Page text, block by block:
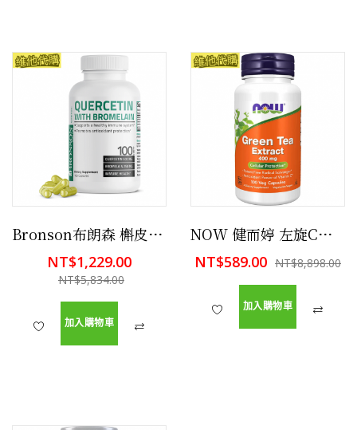
Bronson布朗森 槲皮素和鳳梨蛋白酶膠囊 100粒 保護關節,心臟,心血管健康
NT$1,229.00
NT$5,834.00
加入購物車
NOW 健而婷 左旋C綠茶萃取 100顆
NT$589.00 NT$8,898.00
加入購物車